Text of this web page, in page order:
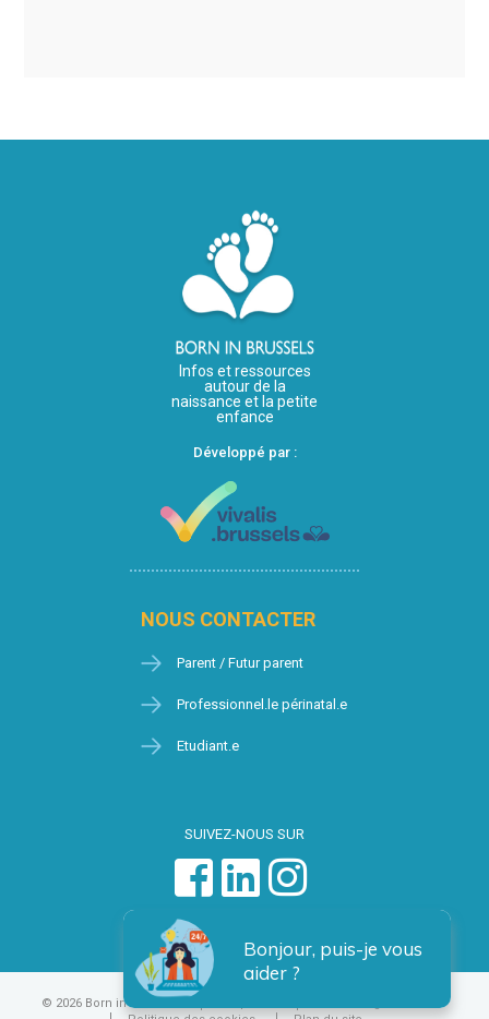
Infos et ressources
autour de la
naissance et la petite
enfance
Développé par :
NOUS CONTACTER
Parent / Futur parent
Professionnel.le périnatal.e
Etudiant.e
SUIVEZ-NOUS SUR
Bonjour, puis-je vous
aider ?
© 2026 Born in Brussels